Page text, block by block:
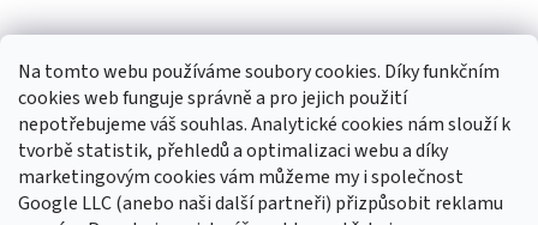
Na tomto webu používáme soubory cookies. Díky funkčním
cookies web funguje správně a pro jejich použití
nepotřebujeme váš souhlas. Analytické cookies nám slouží k
tvorbě statistik, přehledů a optimalizaci webu a díky
marketingovým cookies vám můžeme my i společnost
Google LLC (anebo naši další partneři) přizpůsobit reklamu
Sledovat na Instagramu